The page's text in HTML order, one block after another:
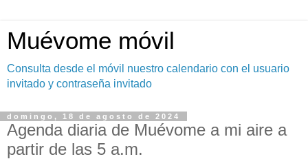
Muévome móvil
Consulta desde el móvil nuestro calendario con el usuario
invitado y contraseña invitado
domingo, 18 de agosto de 2024
Agenda diaria de Muévome a mi aire a
partir de las 5 a.m.